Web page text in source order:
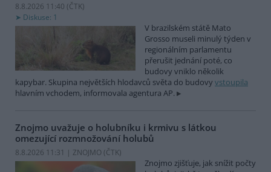
8.8.2026 11:40 (ČTK)
Diskuse: 1
V brazilském státě Mato
Grosso museli minulý týden v
regionálním parlamentu
přerušit jednání poté, co
budovy vniklo několik
kapybar. Skupina největších hlodavců světa do budovy vstoupila
hlavním vchodem, informovala agentura AP.
Znojmo uvažuje o holubníku i krmivu s látkou
omezující rozmnožování holubů
8.8.2026 11:31 | ZNOJMO (ČTK)
Znojmo zjišťuje, jak snížit počty